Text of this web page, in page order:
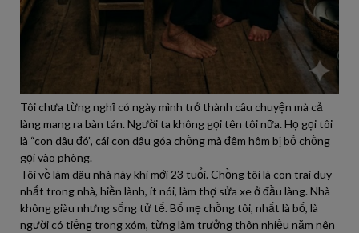
Tôi chưa từng nghĩ có ngày mình trở thành câu chuyện mà cả
làng mang ra bàn tán. Người ta không gọi tên tôi nữa. Họ gọi tôi
là “con dâu đó”, cái con dâu góa chồng mà đêm hôm bị bố chồng
gọi vào phòng.
Tôi về làm dâu nhà này khi mới 23 tuổi. Chồng tôi là con trai duy
nhất trong nhà, hiền lành, ít nói, làm thợ sửa xe ở đầu làng. Nhà
không giàu nhưng sống tử tế. Bố mẹ chồng tôi, nhất là bố, là
người có tiếng trong xóm, từng làm trưởng thôn nhiều năm nên